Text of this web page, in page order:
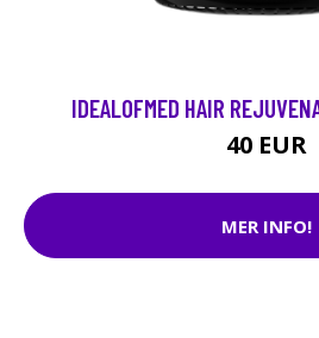
IDEALOFMED HAIR
40 EUR
MER INFO!